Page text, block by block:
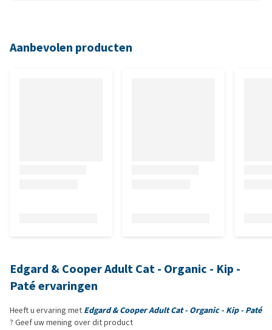
Aanbevolen producten
Edgard & Cooper Adult Cat - Organic - Kip -
Paté ervaringen
Heeft u ervaring met Edgard & Cooper Adult Cat - Organic - Kip - Paté
? Geef uw mening over dit product